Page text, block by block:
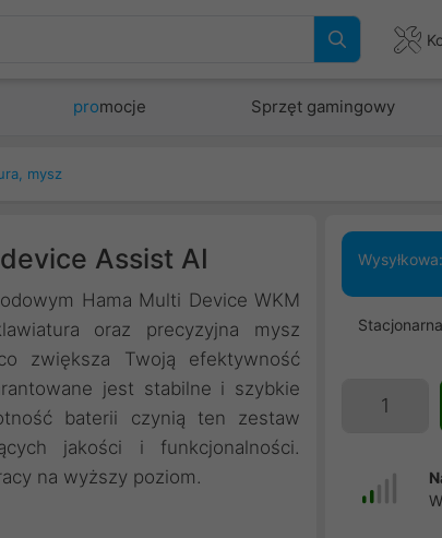
promocje Sprzęt gamingowy
mysz
Assist AI
Hama Multi Device WKM
oraz precyzyjna mysz
zwiększa Twoją efektywność
jest stabilne i szybkie
baterii czynią ten zestaw
jakości i funkcjonalności.
na wyższy poziom.
Wysyłkowa: